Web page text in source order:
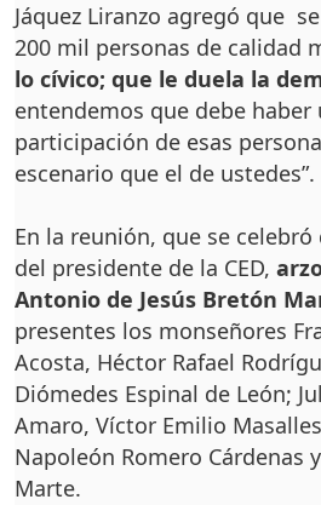
Jáquez Liranzo agregó que
200 mil personas de calidad
lo cívico; que le duela la
entendemos que debe
participación de esas
escenario que el de ustedes”.
En la reunión, que se
del presidente de la CED,
Antonio de Jesús Bretón
presentes los monseñores
Acosta, Héctor Rafael
Diómedes Espinal de León;
Amaro, Víctor Emilio
Napoleón Romero Cárdenas
Marte.